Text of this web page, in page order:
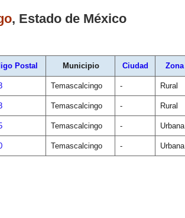
, Estado de México
Postal Municipio Ciudad Zona
Temascalcingo - Rural
Temascalcingo - Rural
Temascalcingo - Urbana
Temascalcingo - Urbana